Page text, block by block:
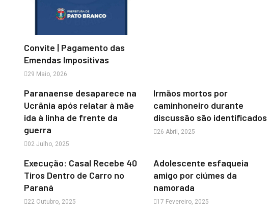
Convite | Pagamento das
Emendas Impositivas
29 Maio, 2026
Paranaense desaparece na
Ucrânia após relatar à mãe
ida à linha de frente da
guerra
02 Julho, 2025
Irmãos mortos por
caminhoneiro durante
discussão são identificados
26 Abril, 2025
Execução: Casal Recebe 40
Tiros Dentro de Carro no
Paraná
22 Outubro, 2025
Adolescente esfaqueia
amigo por ciúmes da
namorada
17 Fevereiro, 2025